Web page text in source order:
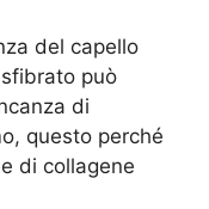
del capello
può
di
questo perché
di collagene